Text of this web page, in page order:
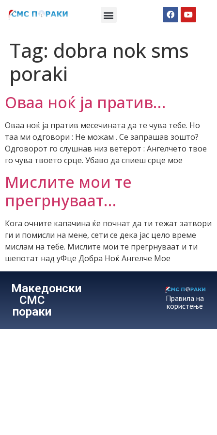
Tag: dobra nok sms
poraki
Оваа ноќ ја пратив…
Оваа ноќ ја пратив месечината да те чува тебе. Но
таа ми одговори : Не можам . Се запрашав зошто?
Одговорот го слушнав низ ветерот : Ангелчето твое
го чува твоето срце. Убаво да спиеш срце мое
Мислите мои те
прегрнуваат…
Кога очните капачина ќе почнат да ти тежат затвори
ги и помисли на мене, сети се дека јас цело време
мислам на тебе. Мислите мои те прегрнуваат и ти
шепотат над уФце Добра Ноќ Ангелче Мое
Македонски
СМС
пораки
Правила на
користење